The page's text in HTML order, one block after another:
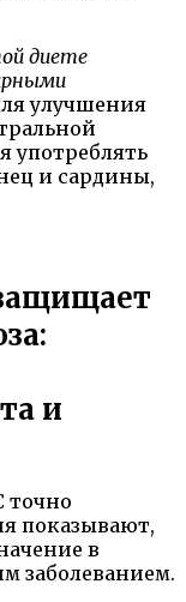
диете
улучшения
употреблять
и сардины,
и
точно
показывают,
в
заболеванием.